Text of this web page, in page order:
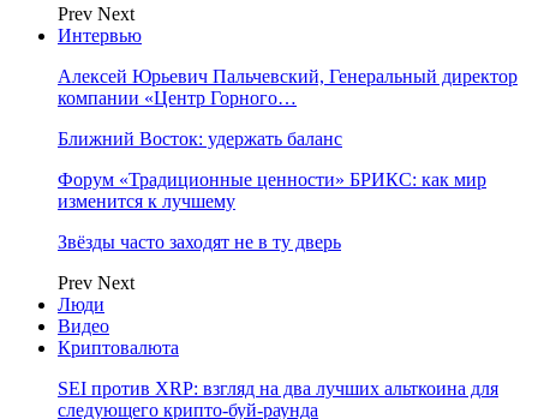
Prev Next
Интервью
Алексей Юрьевич Пальчевский, Генеральный директор
компании «Центр Горного…
Ближний Восток: удержать баланс
Форум «Традиционные ценности» БРИКС: как мир
изменится к лучшему
Звёзды часто заходят не в ту дверь
Prev Next
Люди
Видео
Криптовалюта
SEI против XRP: взгляд на два лучших альткоина для
следующего крипто-буй-раунда